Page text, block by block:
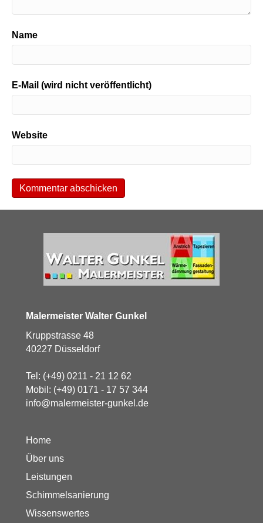
Name
E-Mail (wird nicht veröffentlicht)
Website
Malermeister Walter Gunkel
Kruppstrasse 48
40227 Düsseldorf
Tel: (+49) 0211 - 21 12 62
Mobil: (+49) 0171 - 17 57 344
info@malermeister-gunkel.de
Home
Über uns
Leistungen
Schimmelsanierung
Wissenswertes